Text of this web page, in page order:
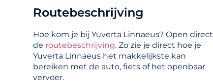
Routebeschrijving
Hoe kom je bij Yuverta Linnaeus? Open direct
de routebeschrijving. Zo zie je direct hoe je
Yuverta Linnaeus het makkelijkste kan
bereiken met de auto, fiets of het openbaar
vervoer.